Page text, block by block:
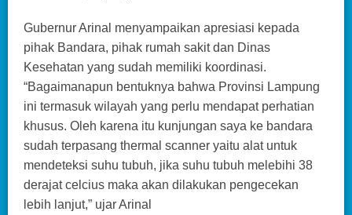
Gubernur Arinal menyampaikan apresiasi kepada
pihak Bandara, pihak rumah sakit dan Dinas
Kesehatan yang sudah memiliki koordinasi.
“Bagaimanapun bentuknya bahwa Provinsi Lampung
ini termasuk wilayah yang perlu mendapat perhatian
khusus. Oleh karena itu kunjungan saya ke bandara
sudah terpasang thermal scanner yaitu alat untuk
mendeteksi suhu tubuh, jika suhu tubuh melebihi 38
derajat celcius maka akan dilakukan pengecekan
lebih lanjut,” ujar Arinal